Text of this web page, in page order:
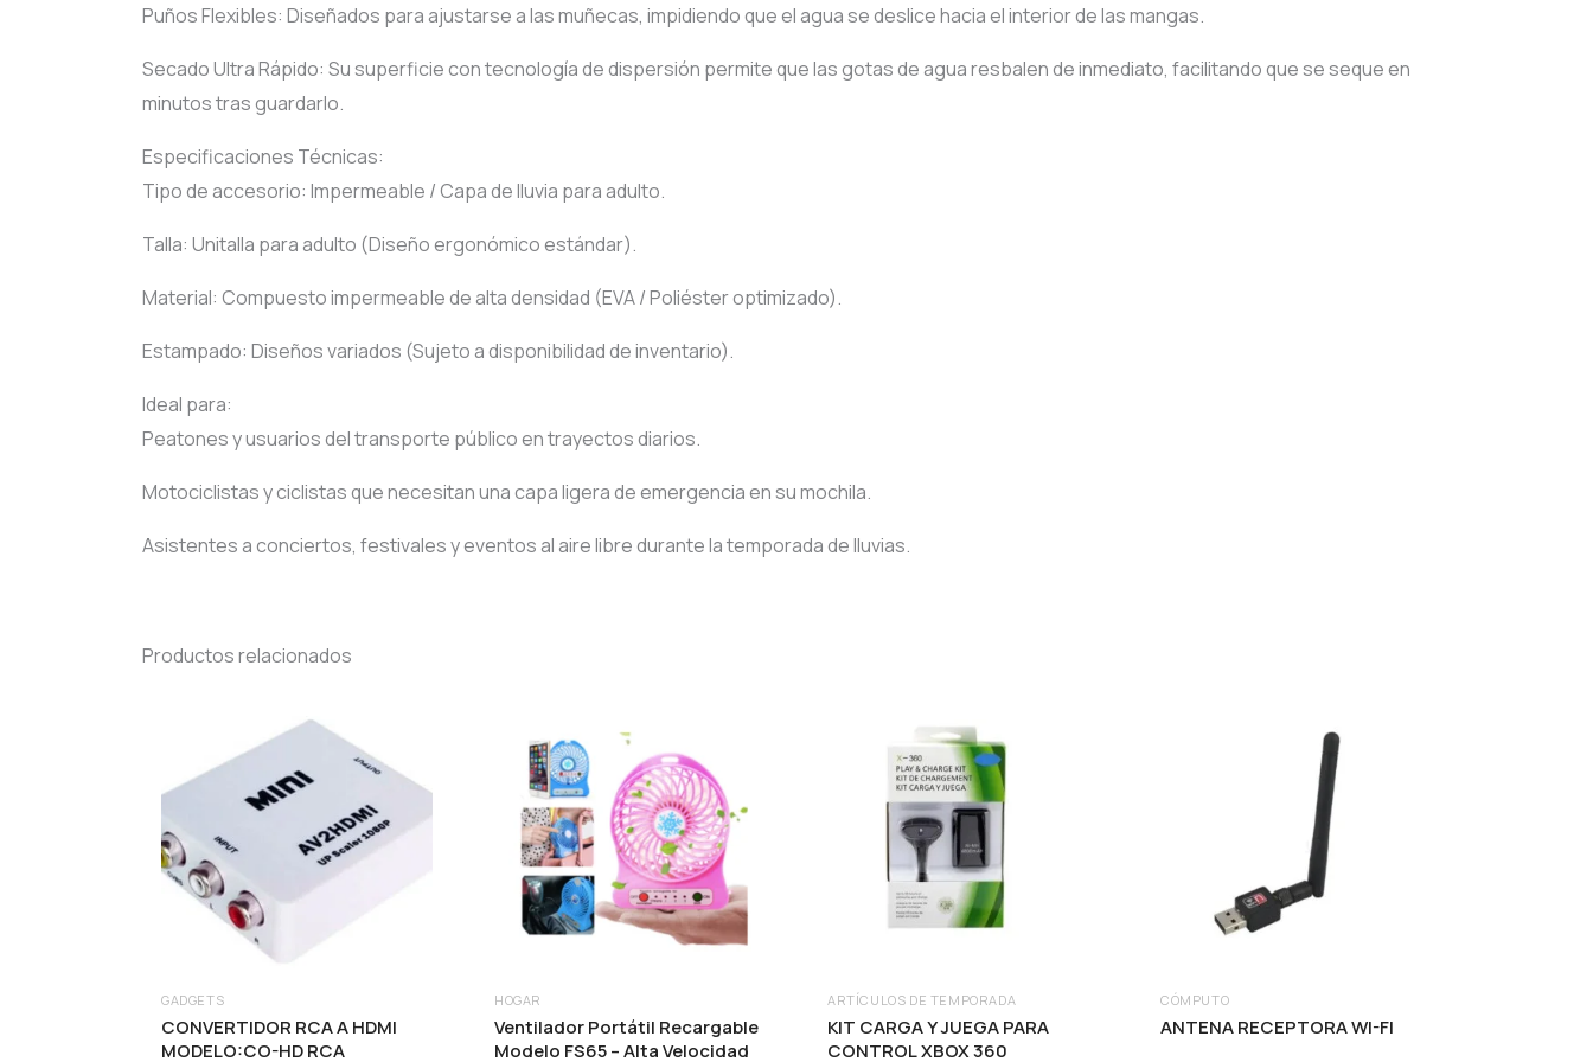
Puños Flexibles: Diseñados para ajustarse a las muñecas, impidiendo que el agua se deslice hacia el interior de las mangas.
Secado Ultra Rápido: Su superficie con tecnología de dispersión permite que las gotas de agua resbalen de inmediato, facilitando que se seque en
minutos tras guardarlo.
Especificaciones Técnicas:
Tipo de accesorio: Impermeable / Capa de lluvia para adulto.
Talla: Unitalla para adulto (Diseño ergonómico estándar).
Material: Compuesto impermeable de alta densidad (EVA / Poliéster optimizado).
Estampado: Diseños variados (Sujeto a disponibilidad de inventario).
Ideal para:
Peatones y usuarios del transporte público en trayectos diarios.
Motociclistas y ciclistas que necesitan una capa ligera de emergencia en su mochila.
Asistentes a conciertos, festivales y eventos al aire libre durante la temporada de lluvias.
Productos relacionados
GADGETS
CONVERTIDOR RCA A HDMI
MODELO:CO-HD RCA
HOGAR
Ventilador Portátil Recargable
Modelo FS65 – Alta Velocidad
ARTÍCULOS DE TEMPORADA
KIT CARGA Y JUEGA PARA
CONTROL XBOX 360
CÓMPUTO
ANTENA RECEPTORA WI-FI